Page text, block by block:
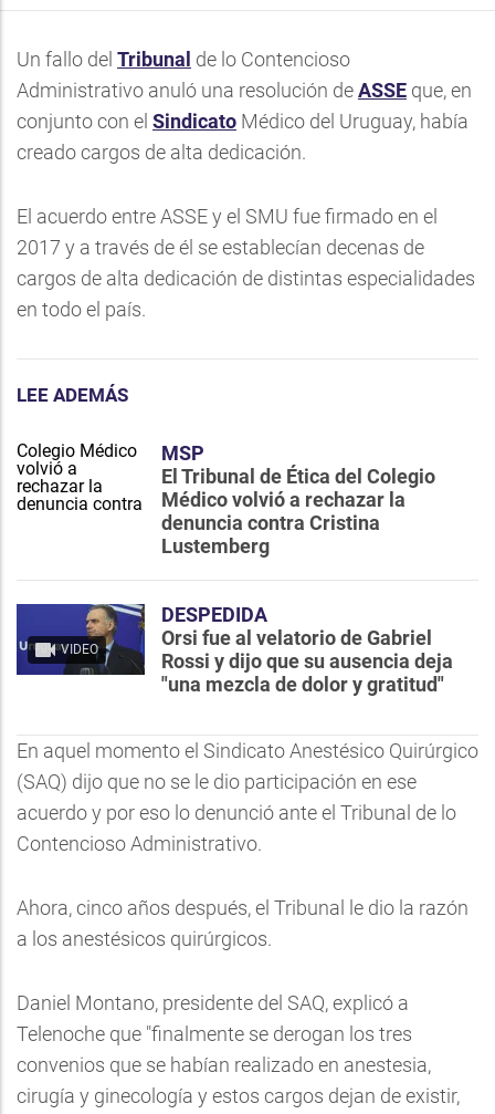
Un fallo del Tribunal de lo Contencioso
Administrativo anuló una resolución deASSE que, en
conjunto con el Sindicato Médico del Uruguay, había
creado cargos de alta dedicación.
El acuerdo entre ASSE y el SMU fue firmado en el
2017 y a través de él se establecían decenas de
cargos de alta dedicación de distintas especialidades
en todo el país.
LEE ADEMÁS
MSP
El Tribunal de Ética del Colegio
Médico volvió a rechazar la
denuncia contra Cristina
Lustemberg
VIDEO
DESPEDIDA
Orsi fue al velatorio de Gabriel
Rossi y dijo que su ausencia deja
"una mezcla de dolor y gratitud"
En aquel momento el Sindicato Anestésico Quirúrgico
(SAQ) dijo que no se le dio participación en ese
acuerdo y por eso lo denunció ante el Tribunal de lo
Contencioso Administrativo.
Ahora, cinco años después, el Tribunal le dio la razón
a los anestésicos quirúrgicos.
Daniel Montano, presidente del SAQ, explicó a
Telenoche que "finalmente se derogan los tres
convenios que se habían realizado en anestesia,
cirugía y ginecología y estos cargos dejan de existir,